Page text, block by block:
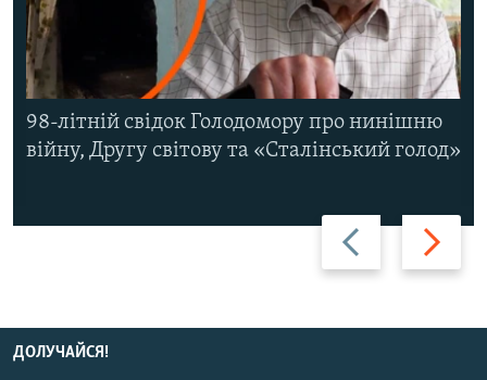
Назад Вперед
98-літній свідок Голодомору про нинішню
війну, Другу світову та «Сталінський голод»
ДОЛУЧАЙСЯ!